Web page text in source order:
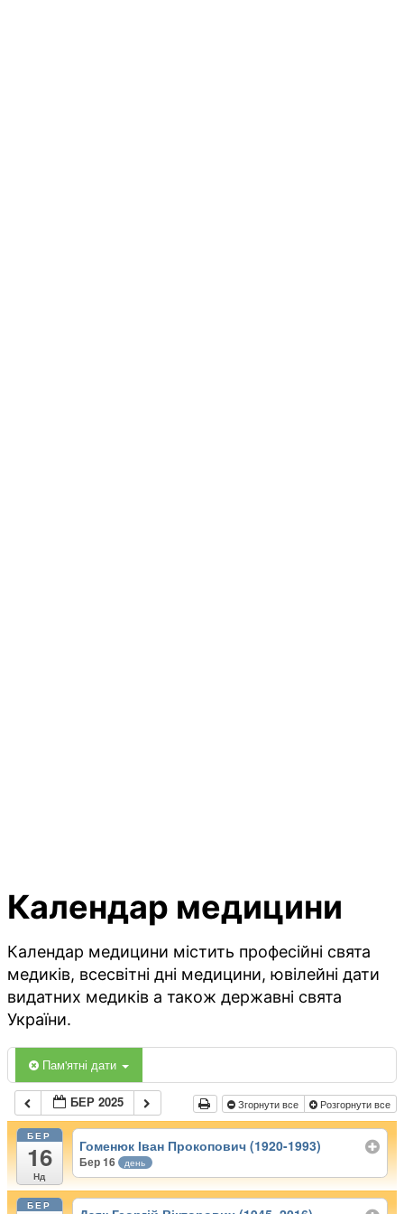
Календар медицини
Календар медицини містить професійні свята
медиків, всесвітні дні медицини, ювілейні дати
видатних медиків а також державні свята
України.
Пам'ятні дати
БЕР 2025 Згорнути все Розгорнути все
БЕР
16
Нд
Гоменюк Іван Прокопович (1920-1993)
Бер 16 день
БЕР